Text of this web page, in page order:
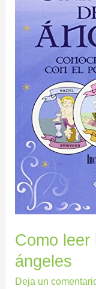
Como leer
ángeles
Deja un
ángeles